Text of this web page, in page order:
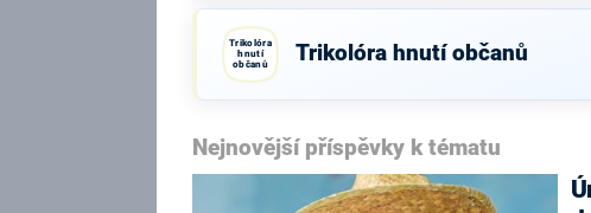
Trikolóra
hnutí
občanů
Trikolóra hnutí občanů
Nejnovější příspěvky k tématu